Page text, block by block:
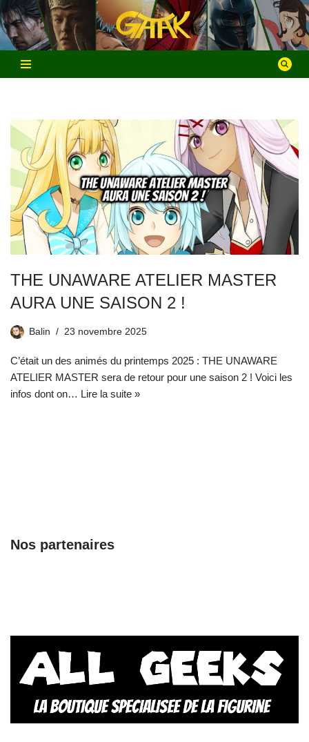
Aller
au
contenu
THE UNAWARE ATELIER MASTER
AURA UNE SAISON 2 !
Balin 23 novembre 2025
C’était un des animés du printemps 2025 : THE UNAWARE
ATELIER MASTER sera de retour pour une saison 2 ! Voici les
infos dont on… Lire la suite »
Nos partenaires